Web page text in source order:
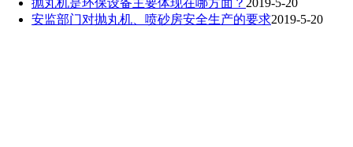
抛丸机是环保设备主要体现在哪方面？ 2019-5-20
安监部门对抛丸机、喷砂房安全生产的要求2019-5-20